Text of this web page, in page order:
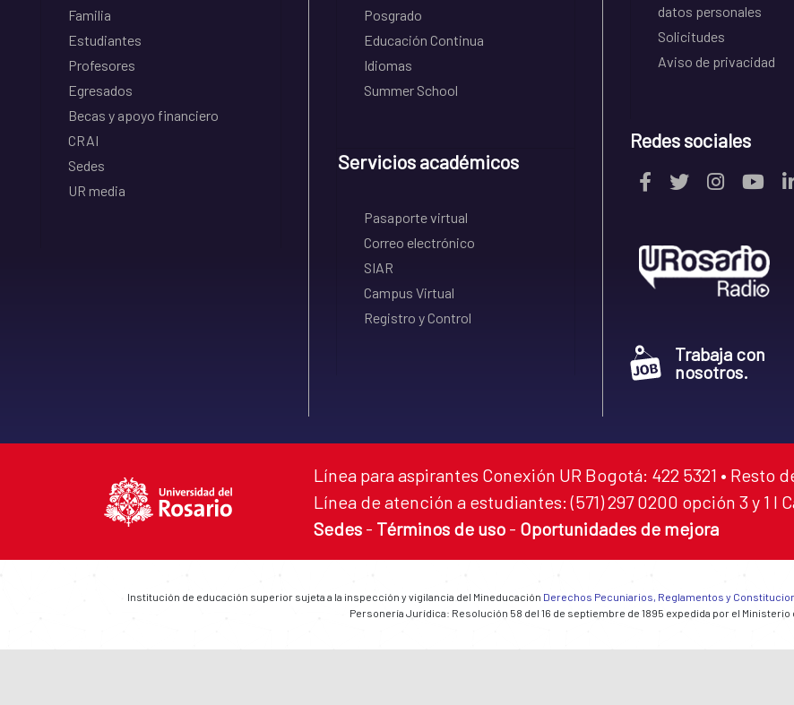
Familia
Estudiantes
Profesores
Egresados
Becas y apoyo financiero
CRAI
Sedes
UR media
Posgrado
Educación Continua
Idiomas
Summer School
Servicios académicos
Pasaporte virtual
Correo electrónico
SIAR
Campus Virtual
Registro y Control
datos personales
Solicitudes
Aviso de privacidad
Redes sociales
Trabaja con
nosotros.
Línea para aspirantes Conexión UR Bogotá: 422 5321 • Resto
Línea de atención a estudiantes: (571) 297 0200 opción 3 y 1 I
Sedes - Términos de uso - Oportunidades de mejora
Institución de educación superior sujeta a la inspección y vigilancia del Mineducación Derechos Pecuniarios, Reglamentos y
Personería Jurídica: Resolución 58 del 16 de septiembre de 1895 expedida por el Ministerio